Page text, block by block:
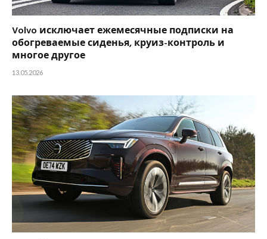
Volvo исключает ежемесячные подписки на
обогреваемые сиденья, круиз-контроль и
многое другое
13.05.2026